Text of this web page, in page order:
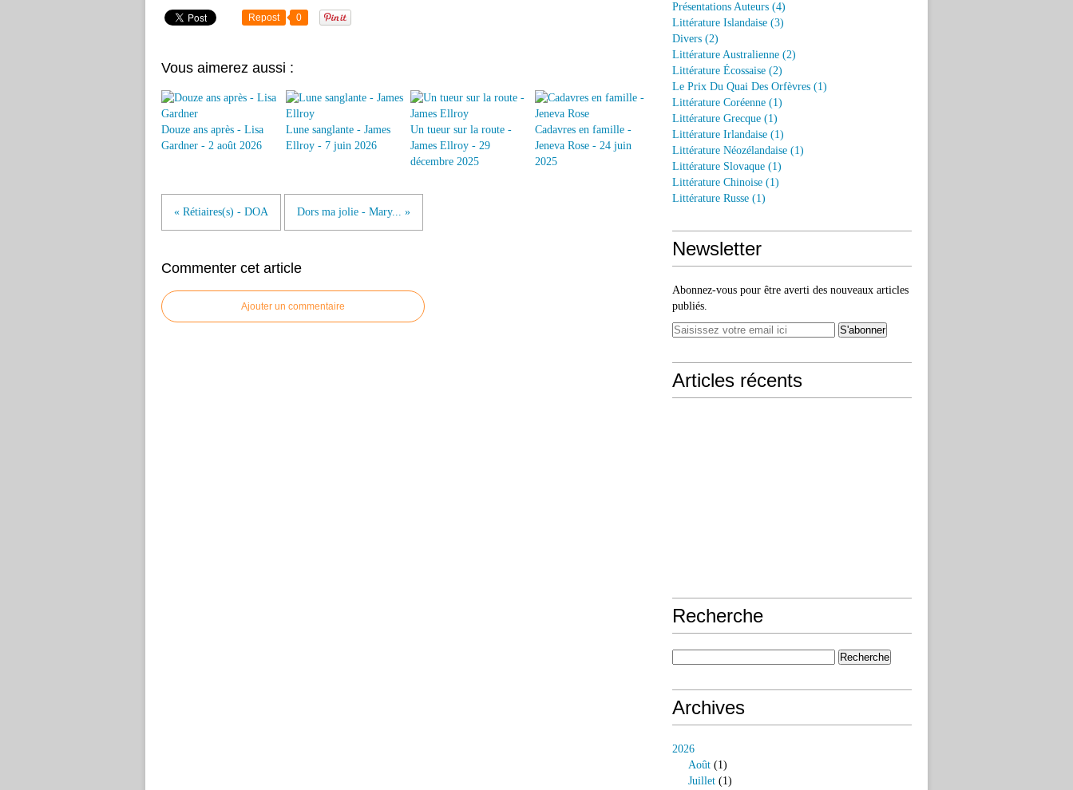
Repost 0
Vous aimerez aussi :
Douze ans après - Lisa
Gardner - 2 août 2026
Lune sanglante - James
Ellroy - 7 juin 2026
Un tueur sur la route -
James Ellroy - 29
décembre 2025
Cadavres en famille -
Jeneva Rose - 24 juin
2025
« Rétiaires(s) - DOA Dors ma jolie - Mary... »
Commenter cet article
Ajouter un commentaire
Présentations Auteurs (4)
Littérature Islandaise (3)
Divers (2)
Littérature Australienne (2)
Littérature Écossaise (2)
Le Prix Du Quai Des Orfèvres (1)
Littérature Coréenne (1)
Littérature Grecque (1)
Littérature Irlandaise (1)
Littérature Néozélandaise (1)
Littérature Slovaque (1)
Littérature Chinoise (1)
Littérature Russe (1)
Newsletter
Abonnez-vous pour être averti des nouveaux articles
publiés.
Articles récents
Recherche
Archives
2026
Août (1)
Juillet (1)